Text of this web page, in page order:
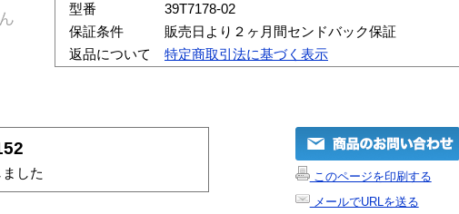
型番
39T7178-02
保証条件
販売日より２ヶ月間センドバック保証
返品について
特定商取引法に基づく表示
した
このページを印刷する
メールでURLを送る